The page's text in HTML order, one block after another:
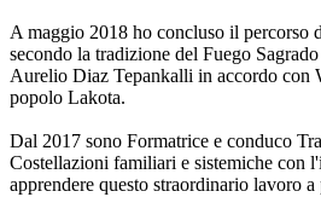
A maggio 2018 ho concluso il percorso
secondo la tradizione del Fuego
Aurelio Diaz Tepankalli in accordo con
popolo Lakota.
Dal 2017 sono Formatrice e conduco
Costellazioni familiari e sistemiche con
apprendere questo straordinario lavoro